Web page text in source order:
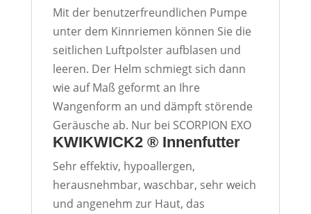
Mit der benutzerfreundlichen Pumpe
unter dem Kinnriemen können Sie die
seitlichen Luftpolster aufblasen und
leeren. Der Helm schmiegt sich dann
wie auf Maß geformt an Ihre
Wangenform an und dämpft störende
Geräusche ab. Nur bei SCORPION EXO
KWIKWICK2 ® Innenfutter
Sehr effektiv, hypoallergen,
herausnehmbar, waschbar, sehr weich
und angenehm zur Haut, das